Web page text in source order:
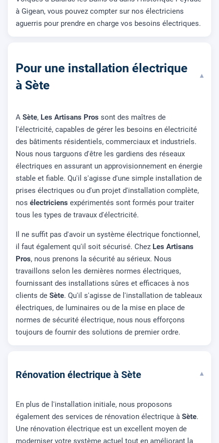
à Gigean, vous pouvez compter sur nos électriciens
aguerris pour prendre en charge vos besoins électriques.
Pour une installation électrique
à Sète
▾
A Sète, Les Artisans Pros sont des maîtres de
l'électricité, capables de gérer les besoins en électricité
des bâtiments résidentiels, commerciaux et industriels.
Nous nous targuons d'être les gardiens des réseaux
électriques en assurant un approvisionnement en énergie
stable et fiable. Qu'il s'agisse d'une simple installation de
prises électriques ou d'un projet d'installation complète,
nos électriciens expérimentés sont formés pour traiter
tous les types de travaux d'électricité.
Il ne suffit pas d'avoir un système électrique fonctionnel,
il faut également qu'il soit sécurisé. Chez Les Artisans
Pros, nous prenons la sécurité au sérieux. Nous
travaillons selon les dernières normes électriques,
fournissant des installations sûres et efficaces à nos
clients de Sète. Qu'il s'agisse de l'installation de tableaux
électriques, de luminaires ou de la mise en place de
normes de sécurité électrique, nous nous efforçons
toujours de fournir des solutions de premier ordre.
Rénovation électrique à Sète ▾
En plus de l'installation initiale, nous proposons
également des services de rénovation électrique à Sète.
Une rénovation électrique est un excellent moyen de
moderniser votre système actuel tout en améliorant la